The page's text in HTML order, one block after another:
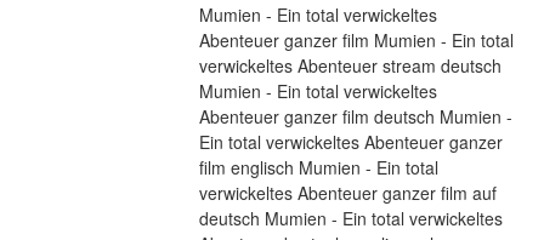
Mumien - Ein total verwickeltes
Abenteuer ganzer film Mumien - Ein total
verwickeltes Abenteuer stream deutsch
Mumien - Ein total verwickeltes
Abenteuer ganzer film deutsch Mumien -
Ein total verwickeltes Abenteuer ganzer
film englisch Mumien - Ein total
verwickeltes Abenteuer ganzer film auf
deutsch Mumien - Ein total verwickeltes